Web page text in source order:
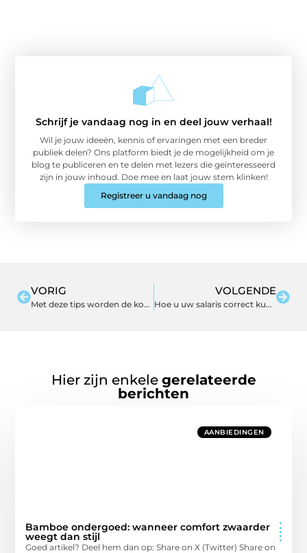
Schrijf je vandaag nog in en deel jouw verhaal!
Wil je jouw ideeën, kennis of ervaringen met een breder
publiek delen? Ons platform biedt je de mogelijkheid om je
blog te publiceren en te delen met lezers die geïnteresseerd
zijn in jouw inhoud. Doe mee en laat jouw stem klinken!
Registreer u vandaag nog
VORIG
Met deze tips worden de kosten voor het chippen van auto’s tot een minimum beperkt
VOLGENDE
Hoe u uw salaris correct kunt inschatten
Hier zijn enkele gerelateerde
berichten
AANBIEDINGEN
Bamboe ondergoed: wanneer comfort zwaarder
weegt dan stijl
Goed artikel? Deel hem dan op: Share on X (Twitter) Share on